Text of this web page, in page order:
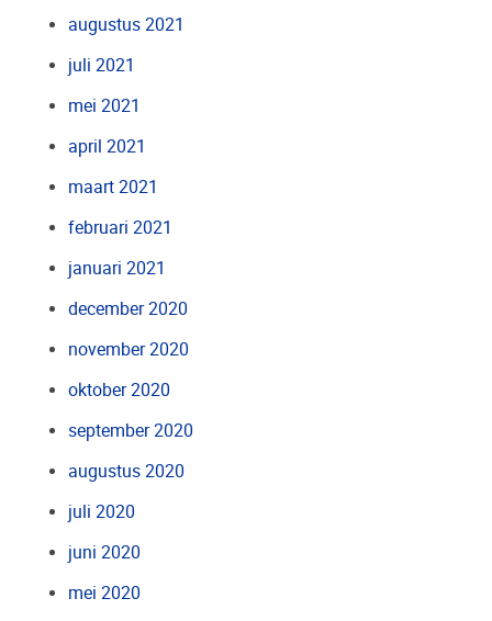
augustus 2021
juli 2021
mei 2021
april 2021
maart 2021
februari 2021
januari 2021
december 2020
november 2020
oktober 2020
september 2020
augustus 2020
juli 2020
juni 2020
mei 2020